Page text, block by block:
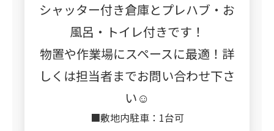
シャッター付き倉庫とプレハブ・お
風呂・トイレ付きです！
物置や作業場にスペースに最適！詳
しくは担当者までお問い合わせ下さ
い☺
■敷地内駐車：1台可